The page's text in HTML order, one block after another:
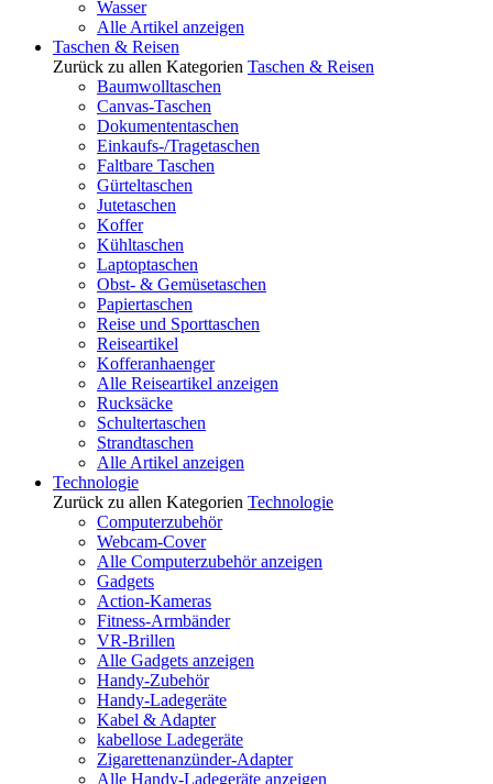
Wasser
Alle Artikel anzeigen
Taschen & Reisen
Zurück zu allen Kategorien Taschen & Reisen
Baumwolltaschen
Canvas-Taschen
Dokumententaschen
Einkaufs-/Tragetaschen
Faltbare Taschen
Gürteltaschen
Jutetaschen
Koffer
Kühltaschen
Laptoptaschen
Obst- & Gemüsetaschen
Papiertaschen
Reise und Sporttaschen
Reiseartikel
Kofferanhaenger
Alle Reiseartikel anzeigen
Rucksäcke
Schultertaschen
Strandtaschen
Alle Artikel anzeigen
Technologie
Zurück zu allen Kategorien Technologie
Computerzubehör
Webcam-Cover
Alle Computerzubehör anzeigen
Gadgets
Action-Kameras
Fitness-Armbänder
VR-Brillen
Alle Gadgets anzeigen
Handy-Zubehör
Handy-Ladegeräte
Kabel & Adapter
kabellose Ladegeräte
Zigarettenanzünder-Adapter
Alle Handy-Ladegeräte anzeigen